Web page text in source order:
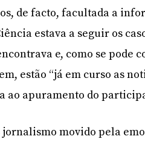
de facto, facultada a
estava a seguir os
e, como se pode
estão “já em curso as
ao apuramento do
jornalismo movido pela